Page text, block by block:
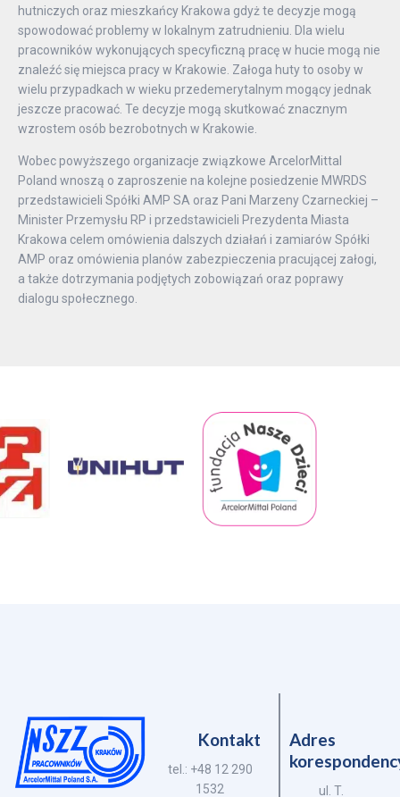
hutniczych oraz mieszkańcy Krakowa gdyż te decyzje mogą
spowodować problemy w lokalnym zatrudnieniu. Dla wielu
pracowników wykonujących specyficzną pracę w hucie mogą nie
znaleźć się miejsca pracy w Krakowie. Załoga huty to osoby w
wielu przypadkach w wieku przedemerytalnym mogący jednak
jeszcze pracować. Te decyzje mogą skutkować znacznym
wzrostem osób bezrobotnych w Krakowie.
Wobec powyższego organizacje związkowe ArcelorMittal
Poland wnoszą o zaproszenie na kolejne posiedzenie MWRDS
przedstawicieli Spółki AMP SA oraz Pani Marzeny Czarneckiej –
Minister Przemysłu RP i przedstawicieli Prezydenta Miasta
Krakowa celem omówienia dalszych działań i zamiarów Spółki
AMP oraz omówienia planów zabezpieczenia pracującej załogi,
a także dotrzymania podjętych zobowiązań oraz poprawy
dialogu społecznego.
Kontakt
tel.: +48 12 290
1532
Adres
ul. T.